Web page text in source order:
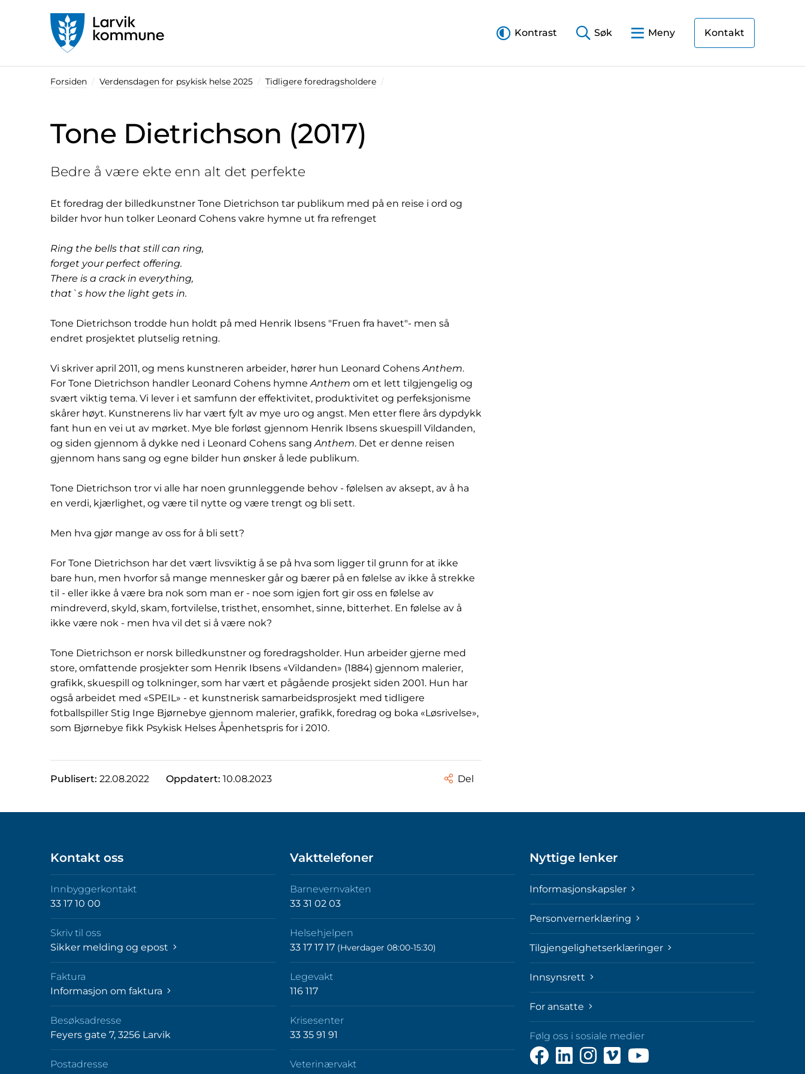
Kontrast Søk Meny Kontakt
Forsiden Verdensdagen for psykisk helse 2025 Tidligere foredragsholdere
Tone Dietrichson (2017)
Bedre å være ekte enn alt det perfekte
Et foredrag der billedkunstner Tone Dietrichson tar publikum med på en reise i ord og
bilder hvor hun tolker Leonard Cohens vakre hymne ut fra refrenget
Ring the bells that still can ring,
forget your perfect offering.
There is a crack in everything,
that`s how the light gets in.
Tone Dietrichson trodde hun holdt på med Henrik Ibsens "Fruen fra havet"- men så
endret prosjektet plutselig retning.
Vi skriver april 2011, og mens kunstneren arbeider, hører hun Leonard CohensAnthem.
For Tone Dietrichson handler Leonard Cohens hymne Anthem om et lett tilgjengelig og
svært viktig tema. Vi lever i et samfunn der effektivitet, produktivitet og perfeksjonisme
skårer høyt. Kunstnerens liv har vært fylt av mye uro og angst. Men etter flere års dypdykk
fant hun en vei ut av mørket. Mye ble forløst gjennom Henrik Ibsens skuespill Vildanden,
og siden gjennom å dykke ned i Leonard Cohens sangAnthem. Det er denne reisen
gjennom hans sang og egne bilder hun ønsker å lede publikum.
Tone Dietrichson tror vi alle har noen grunnleggende behov - følelsen av aksept, av å ha
en verdi, kjærlighet, og være til nytte og være trengt og bli sett.
Men hva gjør mange av oss for å bli sett?
For Tone Dietrichson har det vært livsviktig å se på hva som ligger til grunn for at ikke
bare hun, men hvorfor så mange mennesker går og bærer på en følelse av ikke å strekke
til - eller ikke å være bra nok som man er - noe som igjen fort gir oss en følelse av
mindreverd, skyld, skam, fortvilelse, tristhet, ensomhet, sinne, bitterhet. En følelse av å
ikke være nok - men hva vil det si å være nok?
Tone Dietrichson er norsk billedkunstner og foredragsholder. Hun arbeider gjerne med
store, omfattende prosjekter som Henrik Ibsens «Vildanden» (1884) gjennom malerier,
grafikk, skuespill og tolkninger, som har vært et pågående prosjekt siden 2001. Hun har
også arbeidet med «SPEIL» - et kunstnerisk samarbeidsprosjekt med tidligere
fotballspiller Stig Inge Bjørnebye gjennom malerier, grafikk, foredrag og boka «Løsrivelse»,
som Bjørnebye fikk Psykisk Helses Åpenhetspris for i 2010.
Publisert: 22.08.2022 Oppdatert: 10.08.2023 Del
Kontakt oss
Innbyggerkontakt
33 17 10 00
Skriv til oss
Sikker melding og epost
Faktura
Informasjon om faktura
Besøksadresse
Feyers gate 7, 3256 Larvik
Postadresse
Vakttelefoner
Barnevernvakten
33 31 02 03
Helsehjelpen
33 17 17 17 (Hverdager 08:00-15:30)
Legevakt
116 117
Krisesenter
33 35 91 91
Veterinærvakt
Nyttige lenker
Informasjonskapsler
Personvernerklæring
Tilgjengelighetserklæringer
Innsynsrett
For ansatte
Følg oss i sosiale medier
Følg
oss
Følg
oss
Følg
oss
Følg
oss
Følg
oss